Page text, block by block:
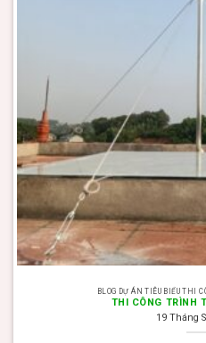
BLOG DỰ ÁN TIÊU BIỂU THI
THI CÔNG TRÌNH
19 Tháng